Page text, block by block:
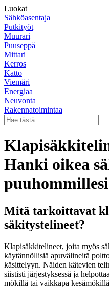
Luokat
Sähköasentaja
Putkityöt
Muurari
Puuseppä
Mittari
Kerros
Katto
Viemäri
Energiaa
Neuvonta
Rakennatoimintaa
Hanki oikea
puuhommillesi
Mitä tarkoittavat
säkitystelineet?
Klapisäkkitelineet, joita myös
käytännöllisiä apuvälineitä
käsittelyyn. Näiden kätevien
siististi järjestyksessä ja
mökillä tai vaikkapa